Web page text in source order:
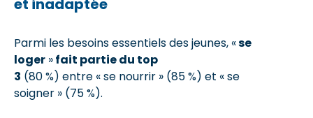
et inadaptée
Parmi les besoins essentiels des jeunes, «se
loger »fait partie du top
3 (80 %) entre « se nourrir » (85 %) et « se
soigner » (75 %).